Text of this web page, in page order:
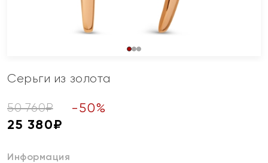
Серьги из золота
50 760₽ -50%
25 380₽
Информация